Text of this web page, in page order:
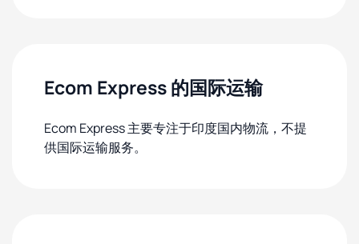
Ecom Express 的国际运输
Ecom Express 主要专注于印度国内物流，不提
供国际运输服务。